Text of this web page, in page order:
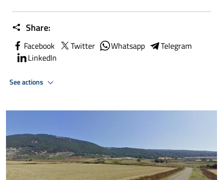
Share:
Facebook Twitter Whatsapp
Telegram
LinkedIn
See actions